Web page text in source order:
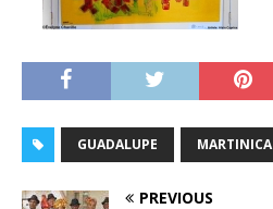
GUADALUPE MARTINICA
PREVIOUS